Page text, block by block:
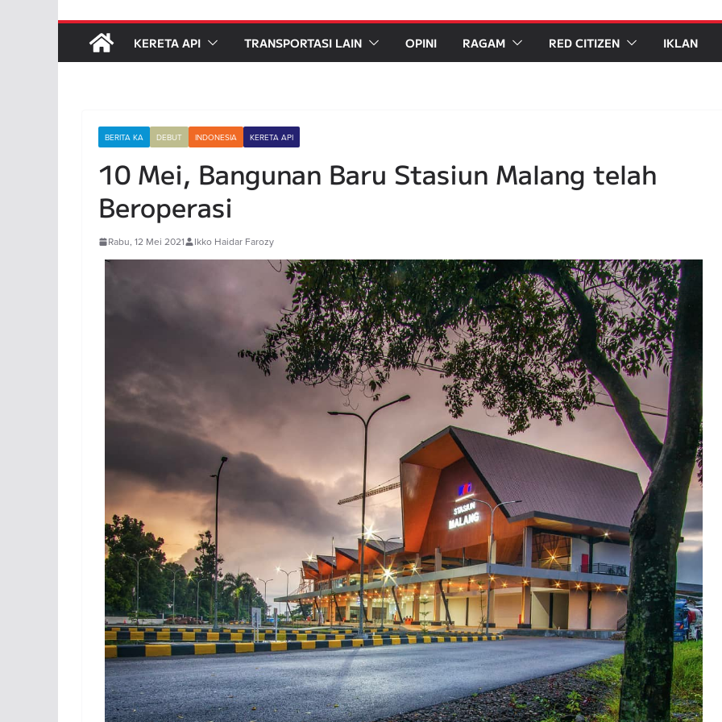
KERETA API TRANSPORTASI LAIN OPINI RAGAM RED CITIZEN IKLAN
BERITA KA DEBUT INDONESIA KERETA API
10 Mei, Bangunan Baru Stasiun Malang telah
Beroperasi
Rabu, 12 Mei 2021 Ikko Haidar Farozy